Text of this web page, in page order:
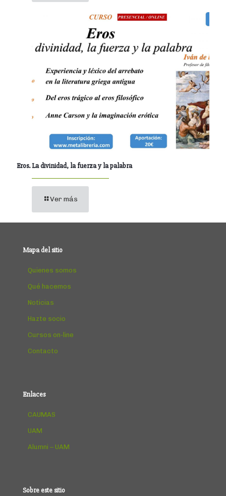
Eros. La divinidad, la fuerza y la palabra
Ver más
Mapa del sitio
Quienes somos
Qué hacemos
Noticias
Hazte socio
Cursos on-line
Contacto
Enlaces
CAUMAS
UAM
Alumni – UAM
Sobre este sitio